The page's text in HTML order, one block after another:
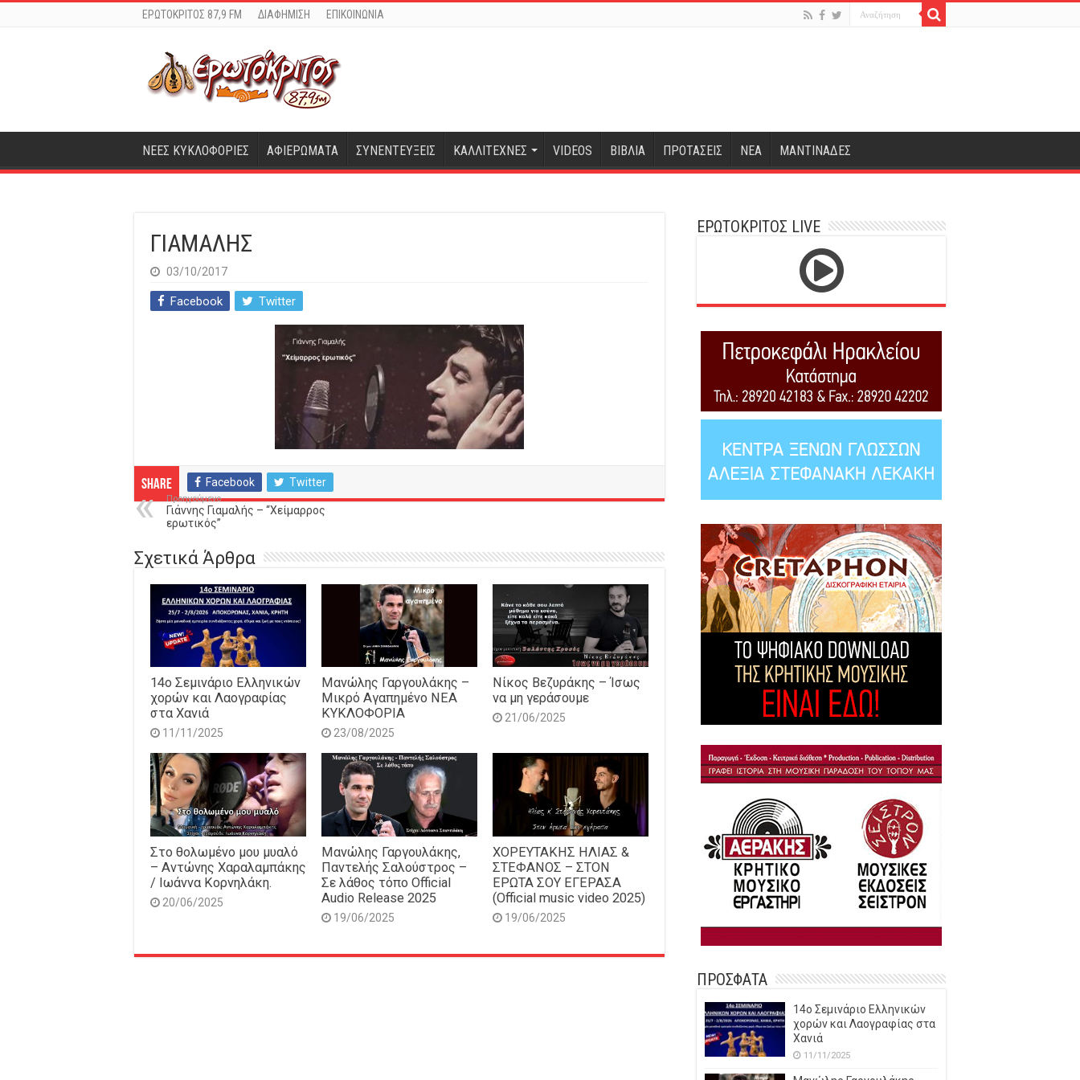
ΕΡΩΤΟΚΡΙΤΟΣ 87,9 FM ΔΙΑΦΗΜΙΣΗ ΕΠΙΚΟΙΝΩΝΙΑ
ΝΕΕΣ ΚΥΚΛΟΦΟΡΙΕΣ ΑΦΙΕΡΩΜΑΤΑ ΣΥΝΕΝΤΕΥΞΕΙΣ ΚΑΛΛΙΤΕΧΝΕΣ VIDEOS ΒΙΒΛΙΑ ΠΡΟΤΑΣΕΙΣ ΝΕΑ ΜΑΝΤΙΝΑΔΕΣ
ΓΙΑΜΑΛΗΣ
03/10/2017
Facebook Twitter
Share Facebook Twitter
Προηγούμενο
Γιάννης Γιαμαλής – “Χείμαρρος
ερωτικός”
Σχετικά Άρθρα
14o Σεμινάριο Ελληνικών
χορών και Λαογραφίας
στα Χανιά
11/11/2025
Μανώλης Γαργουλάκης –
Μικρό Αγαπημένο NEΑ
ΚΥΚΛΟΦΟΡΙΑ
23/08/2025
Νίκος Βεζυράκης – Ίσως
να μη γεράσουμε
21/06/2025
Στο θολωμένο μου μυαλό
– Αντώνης Χαραλαμπάκης
/ Ιωάννα Κορνηλάκη.
20/06/2025
Μανώλης Γαργουλάκης,
Παντελής Σαλούστρος –
Σε λάθος τόπο Official
Audio Release 2025
19/06/2025
ΧΟΡΕΥΤΑΚΗΣ ΗΛΙΑΣ &
ΣΤΕΦΑΝΟΣ – ΣΤΟΝ
ΕΡΩΤΑ ΣΟΥ ΕΓΕΡΑΣΑ
(Official music video 2025)
19/06/2025
ΕΡΩΤΟΚΡΙΤΟΣ LIVE
ΠΡΟΣΦΑΤΑ
14o Σεμινάριο Ελληνικών
χορών και Λαογραφίας στα
Χανιά
11/11/2025